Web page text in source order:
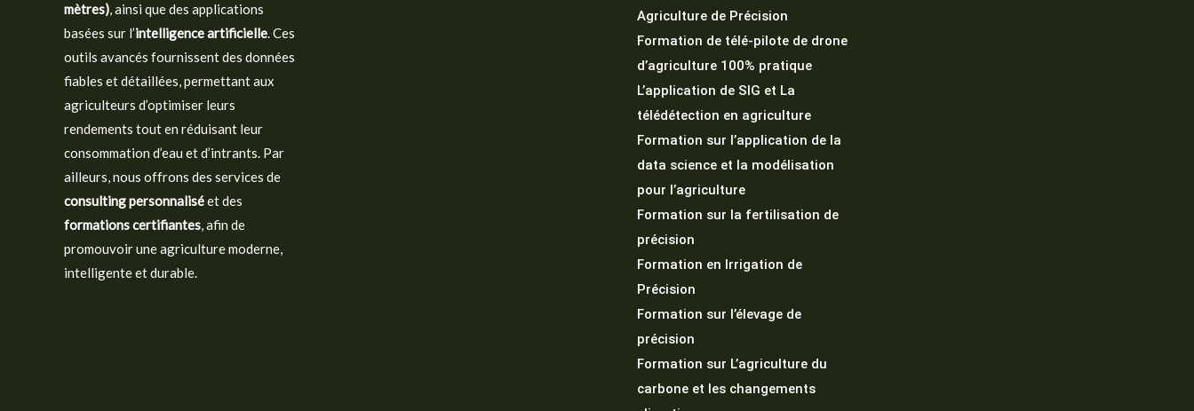
mètres), ainsi que des applications
basées sur l’intelligence artificielle. Ces
outils avancés fournissent des données
fiables et détaillées, permettant aux
agriculteurs d’optimiser leurs
rendements tout en réduisant leur
consommation d’eau et d’intrants. Par
ailleurs, nous offrons des services de
consulting personnaliséet des
formations certifiantes, afin de
promouvoir une agriculture moderne,
intelligente et durable.
Agriculture de Précision
Formation de télé-pilote de drone
d’agriculture 100% pratique
L’application de SIG et La
télédétection en agriculture
Formation sur l’application de la
data science et la modélisation
pour l’agriculture
Formation sur la fertilisation de
précision
Formation en Irrigation de
Précision
Formation sur l’élevage de
précision
Formation sur L’agriculture du
carbone et les changements